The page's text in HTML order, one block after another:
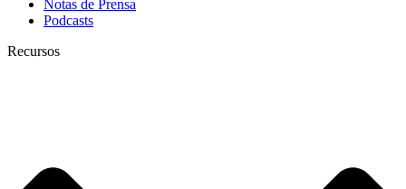
Notas de Prensa
Podcasts
Recursos